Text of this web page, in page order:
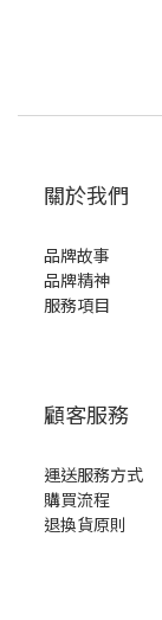
關於我們
品牌故事
品牌精神
服務項目
顧客服務
運送服務方式
購買流程
退換貨原則